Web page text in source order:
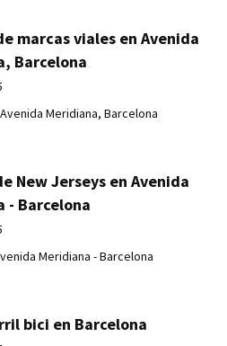
marcas viales en Avenida
Barcelona
Meridiana, Barcelona
New Jerseys en Avenida
- Barcelona
Meridiana - Barcelona
bici en Barcelona